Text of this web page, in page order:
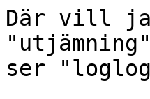
Där vill
ser